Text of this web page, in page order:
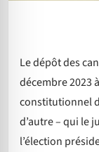
Le dépôt des
décembre 2023
constitutionnel
d’autre – qui le
l’élection